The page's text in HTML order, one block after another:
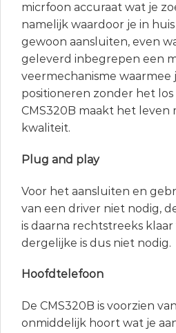
micrfoon accuraat wat je
namelijk waardoor je in
gewoon aansluiten, even
geleverd inbegrepen een
veermechanisme
positioneren zonder het
CMS320B maakt het leven
kwaliteit.
Plug and play
Voor het aansluiten en
van een driver niet nodig,
is daarna rechtstreeks
dergelijke is dus niet nodig.
Hoofdtelefoon
De CMS320B is voorzien
onmiddelijk hoort wat je